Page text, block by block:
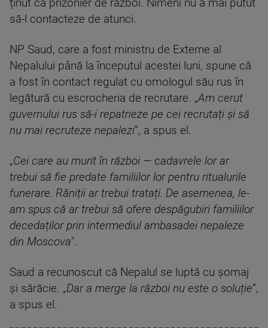
ținut ca prizonier de război. Nimeni nu a mai putut
să-l contacteze de atunci.
NP Saud, care a fost ministru de Externe al
Nepalului până la începutul acestei luni, spune că
a fost în contact regulat cu omologul său rus în
legătură cu escrocheria de recrutare. „Am cerut
guvernului rus să-i repatrieze pe cei recrutați și să
nu mai recruteze nepalezi”, a spus el.
„Cei care au murit în război — cadavrele lor ar
trebui să fie predate familiilor lor pentru ritualurile
funerare. Răniții ar trebui tratați. De asemenea, le-
am spus că ar trebui să ofere despăgubiri familiilor
decedaților prin intermediul ambasadei nepaleze
din Moscova".
Saud a recunoscut că Nepalul se luptă cu șomaj
și sărăcie. „Dar a merge la război nu este o soluție”,
a spus el.